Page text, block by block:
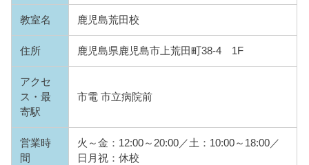
教室名 鹿児島荒田校
住所 鹿児島県鹿児島市上荒田町38-4 1F
アクセ
ス・最
寄駅
市電 市立病院前
営業時
間
火～金：12:00～20:00／土：10:00～18:00／
日月祝：休校